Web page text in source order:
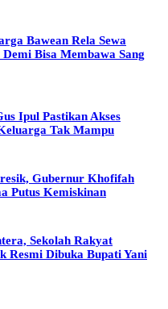
Bawean Rela Sewa
Bisa Membawa Sang
Ipul Pastikan Akses
Tak Mampu
Gubernur Khofifah
Putus Kemiskinan
Sekolah Rakyat
Resmi Dibuka Bupati Yani